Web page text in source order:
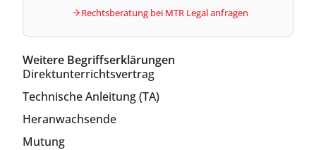
Rechtsberatung bei MTR Legal anfragen
Weitere Begriffserklärungen
Direktunterrichtsvertrag
Technische Anleitung (TA)
Heranwachsende
Mutung